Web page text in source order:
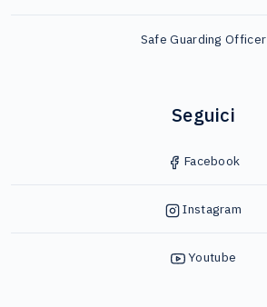
Safe Guarding Officer
Seguici
Facebook
Instagram
Youtube